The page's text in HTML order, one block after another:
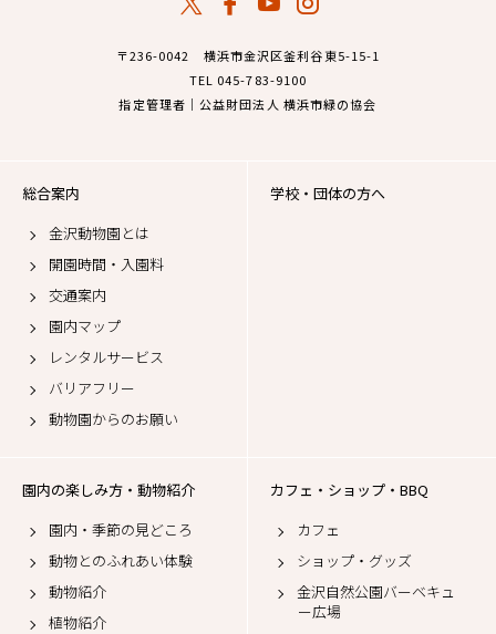
〒236-0042 横浜市金沢区釜利谷東5-15-1
TEL 045-783-9100
指定管理者｜公益財団法人 横浜市緑の協会
総合案内
金沢動物園とは
開園時間・入園料
交通案内
園内マップ
レンタルサービス
バリアフリー
動物園からのお願い
学校・団体の方へ
園内の楽しみ方・動物紹介
園内・季節の見どころ
動物とのふれあい体験
動物紹介
植物紹介
カフェ・ショップ・BBQ
カフェ
ショップ・グッズ
金沢自然公園バーベキュ
ー広場